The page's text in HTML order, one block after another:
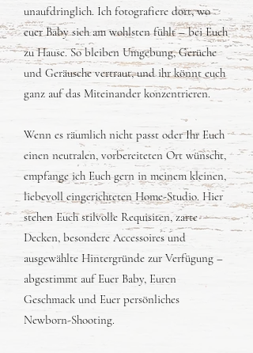
unaufdringlich. Ich fotografiere dort, wo
euer Baby sich am wohlsten fühlt – bei Euch
zu Hause. So bleiben Umgebung, Gerüche
und Geräusche vertraut, und ihr könnt euch
ganz auf das Miteinander konzentrieren.
Wenn es räumlich nicht passt oder Ihr Euch
einen neutralen, vorbereiteten Ort wünscht,
empfange ich Euch gern in meinem kleinen,
liebevoll eingerichteten Home-Studio. Hier
stehen Euch stilvolle Requisiten, zarte
Decken, besondere Accessoires und
ausgewählte Hintergründe zur Verfügung –
abgestimmt auf Euer Baby, Euren
Geschmack und Euer persönliches
Newborn-Shooting.